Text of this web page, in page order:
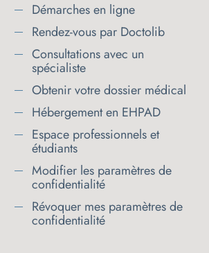
Démarches en ligne
Rendez-vous par Doctolib
Consultations avec un
spécialiste
Obtenir votre dossier médical
Hébergement en EHPAD
Espace professionnels et
étudiants
Modifier les paramètres de
confidentialité
Révoquer mes paramètres de
confidentialité